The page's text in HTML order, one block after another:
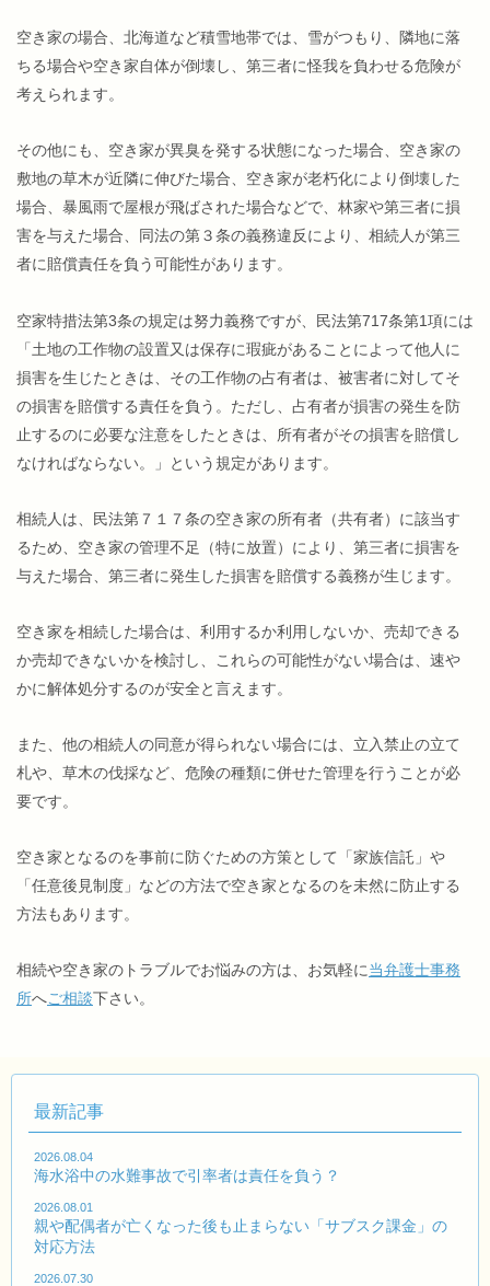
空き家の場合、北海道など積雪地帯では、雪がつもり、隣地に落
ちる場合や空き家自体が倒壊し、第三者に怪我を負わせる危険が
考えられます。
その他にも、空き家が異臭を発する状態になった場合、空き家の
敷地の草木が近隣に伸びた場合、空き家が老朽化により倒壊した
場合、暴風雨で屋根が飛ばされた場合などで、林家や第三者に損
害を与えた場合、同法の第３条の義務違反により、相続人が第三
者に賠償責任を負う可能性があります。
空家特措法第3条の規定は努力義務ですが、民法第717条第1項には
「土地の工作物の設置又は保存に瑕疵があることによって他人に
損害を生じたときは、その工作物の占有者は、被害者に対してそ
の損害を賠償する責任を負う。ただし、占有者が損害の発生を防
止するのに必要な注意をしたときは、所有者がその損害を賠償し
なければならない。」という規定があります。
相続人は、民法第７１７条の空き家の所有者（共有者）に該当す
るため、空き家の管理不足（特に放置）により、第三者に損害を
与えた場合、第三者に発生した損害を賠償する義務が生じます。
空き家を相続した場合は、利用するか利用しないか、売却できる
か売却できないかを検討し、これらの可能性がない場合は、速や
かに解体処分するのが安全と言えます。
また、他の相続人の同意が得られない場合には、立入禁止の立て
札や、草木の伐採など、危険の種類に併せた管理を行うことが必
要です。
空き家となるのを事前に防ぐための方策として「家族信託」や
「任意後見制度」などの方法で空き家となるのを未然に防止する
方法もあります。
相続や空き家のトラブルでお悩みの方は、お気軽に当弁護士事務
所へご相談下さい。
最新記事
2026.08.04
海水浴中の水難事故で引率者は責任を負う？
2026.08.01
親や配偶者が亡くなった後も止まらない「サブスク課金」の
対応方法
2026.07.30